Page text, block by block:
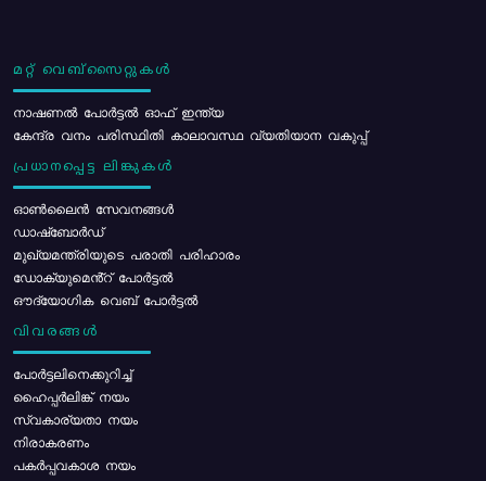
മറ്റ് വെബ്സൈറ്റുകൾ
നാഷണൽ പോർട്ടൽ ഓഫ് ഇന്ത്യ
കേന്ദ്ര വനം പരിസ്ഥിതി കാലാവസ്ഥ വ്യതിയാന വകുപ്പ്
പ്രധാനപ്പെട്ട ലിങ്കുകൾ
ഓൺലൈൻ സേവനങ്ങൾ
ഡാഷ്ബോർഡ്
മുഖ്യമന്ത്രിയുടെ പരാതി പരിഹാരം
ഡോക്യുമെൻ്റ് പോർട്ടൽ
ഔദ്യോഗിക വെബ് പോർട്ടൽ
വിവരങ്ങൾ
പോര്‍ട്ടലിനെക്കുറിച്ച്
ഹൈപ്പർലിങ്ക് നയം
സ്വകാര്യതാ നയം
നിരാകരണം
പകർപ്പവകാശ നയം